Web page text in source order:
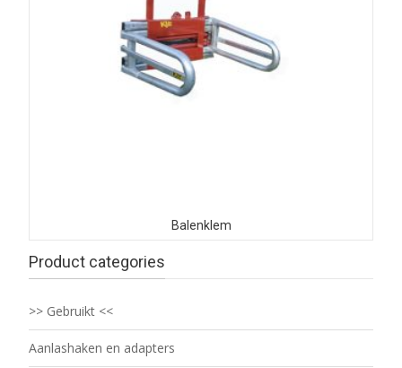
Balenklem
Product categories
>> Gebruikt <<
Aanlashaken en adapters